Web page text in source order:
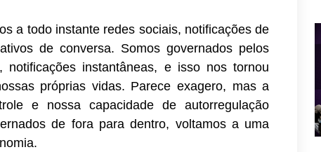
a todo instante redes sociais, notificações de
de conversa. Somos governados pelos
notificações instantâneas, e isso nos tornou
próprias vidas. Parece exagero, mas a
e nossa capacidade de autorregulação
de fora para dentro, voltamos a uma